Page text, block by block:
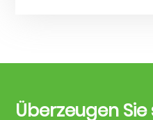
Überzeugen